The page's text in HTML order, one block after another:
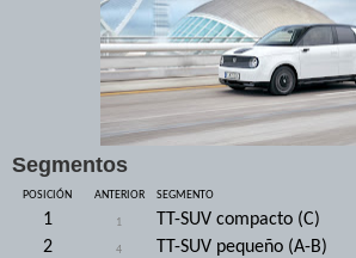
Segmentos
POSICIÓN ANTERIOR SEGMENTO
1 1 TT-SUV compacto (C)
2
4 TT-SUV pequeño (A-B)